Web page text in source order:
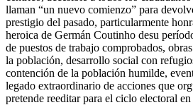
llaman “un nuevo comienzo” para
prestigio del pasado, particularmente
heroica de Germán Coutinho desu
de puestos de trabajo comprobados,
la población, desarrollo social con
contención de la población humilde,
legado extraordinario de acciones que
pretende reeditar para el ciclo electoral en